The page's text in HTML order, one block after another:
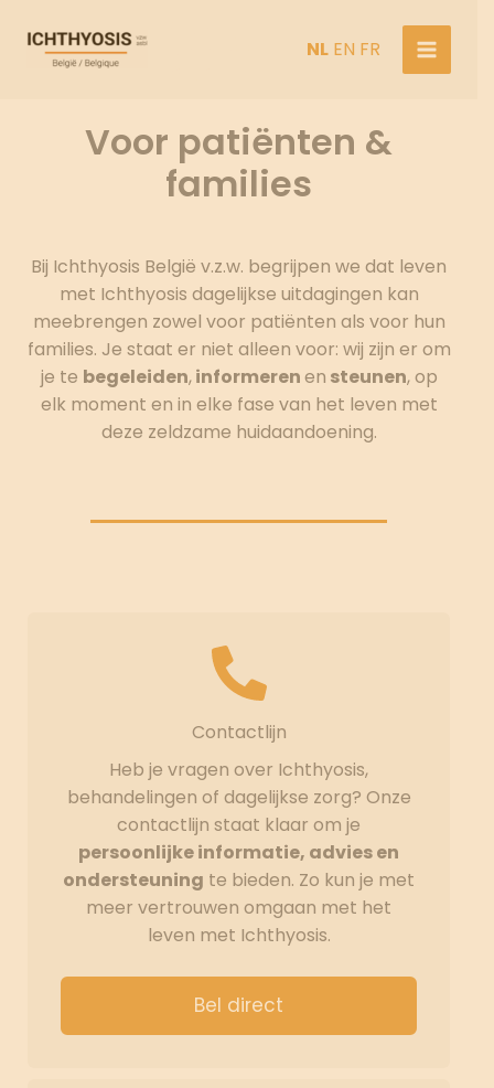
naar
NL EN FR
Voor patiënten &
families
Bij Ichthyosis België v.z.w. begrijpen we dat leven
met Ichthyosis dagelijkse uitdagingen kan
meebrengen zowel voor patiënten als voor hun
families. Je staat er niet alleen voor: wij zijn er om
je te begeleiden,informerenen steunen, op
elk moment en in elke fase van het leven met
deze zeldzame huidaandoening.
Contactlijn
Heb je vragen over Ichthyosis,
behandelingen of dagelijkse zorg? Onze
contactlijn staat klaar om je
persoonlijke informatie, advies en
ondersteuning te bieden. Zo kun je met
meer vertrouwen omgaan met het
leven met Ichthyosis.
Bel direct